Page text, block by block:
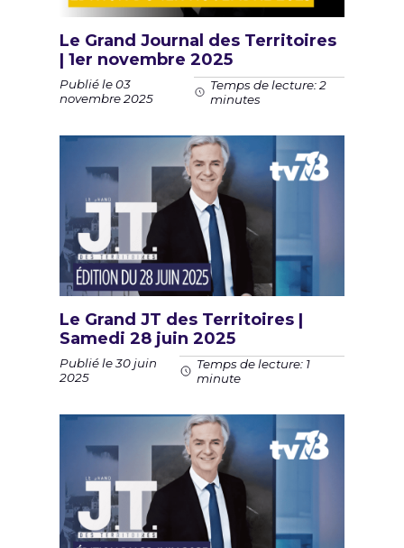
Le Grand Journal des Territoires
| 1er novembre 2025
Publié le 03
novembre 2025
Temps de lecture: 2
minutes
Le Grand JT des Territoires |
Samedi 28 juin 2025
Publié le 30 juin
2025
Temps de lecture: 1
minute